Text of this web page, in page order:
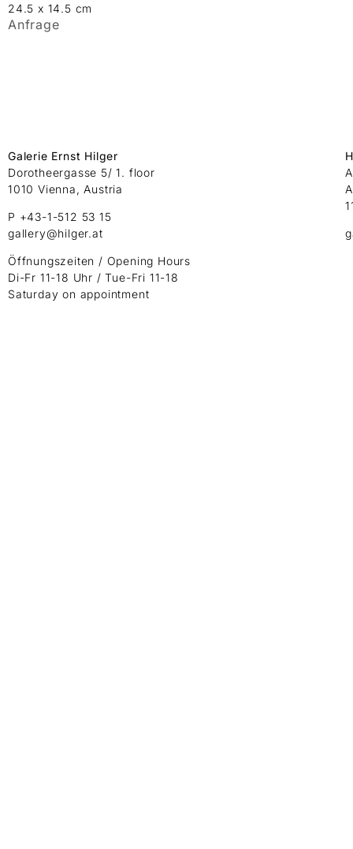
24.5 x 14.5 cm
Anfrage
Galerie Ernst Hilger
Dorotheergasse 5/ 1. floor
1010 Vienna, Austria
P +43-1-512 53 15
gallery@hilger.at
Öffnungszeiten / Opening Hours
Di-Fr 11-18 Uhr / Tue-Fri 11-18
Saturday on appointment